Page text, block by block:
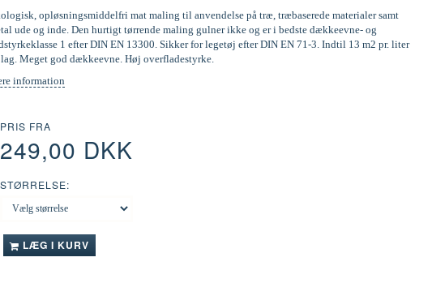
opløsningsmiddelfri mat maling til anvendelse på træ, træbaserede materialer samt
ude og inde. Den hurtigt tørrende maling gulner ikke og er i bedste dækkeevne- og
1 efter DIN EN 13300. Sikker for legetøj efter DIN EN 71-3. Indtil 13 m2 pr. liter
lag. Meget god dækkeevne. Høj overfladestyrke.
information
PRIS FRA
249,00 DKK
STØRRELSE:
LÆG I KURV